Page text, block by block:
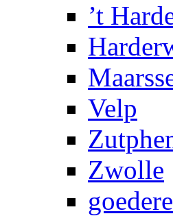
’t
Velp
Zwolle